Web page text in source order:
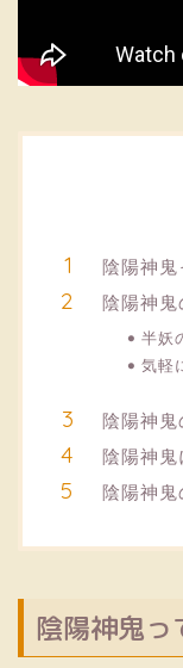
陰陽神鬼
陰陽神鬼
半妖
気軽
陰陽神鬼
陰陽神鬼
陰陽神鬼
陰陽神鬼っ